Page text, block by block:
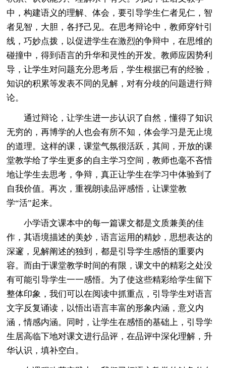
中，构建语义的理解、体会，要引导学生仁者见仁，智
者见智，大胆，各抒己见。在思考辩论中，教师穿针引
线，巧妙点拨，以促进学生在激烈的争辩中，在思维的
碰撞中，得到语言的升华和灵性的开发。教师应因势利
导，让学生对问题充分思考后，学生根据已有的经验，
知识的积累等发表不同的见解，对有分歧的问题进行辩
论。
通过辩论，让学生进一步认识了自然，懂得了知识
无穷的，再博学的人也会有所不知，体会学习是无止境
的道理。这样的课，课堂气氛很活跃，其间，开放的课
堂教学给了学生更多的自主学习空间，教师也毫不吝惜
地让学生去思考，争辩，真正让学生在学习中体验到了
自我价值。再次，重视朗读品评感悟，让课堂教
学“活”起来。
小学语文课本中的每一篇课文都是文质兼美的佳
作，其语境描述的美妙，语言运用的精妙，思想表达的
深邃，见解阐述的独到，都是引导学生感悟的重要内
容。而由于课堂教学时间的有限，课文中的精彩之处没
有可能引导学生一一感悟。为了使这些精彩给学生留下
整体印象，我们可以在阅读中抓重点，引导学生对语言
文字反复诵读，以悟出语言丰富的形象内涵，意义内
涵，情感内涵。同时，让学生在感悟的基础上，引导学
生居高临下地对课文进行品评，在品评中深化理解，升
华认识，填补空白。